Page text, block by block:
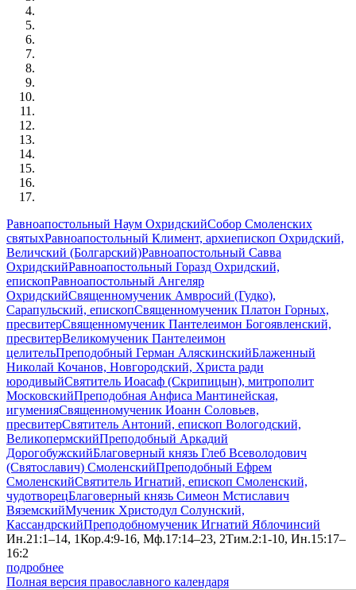
Равноапостольный Наум ОхридскийСобор Смоленских
святыхРавноапостольный Климент, архиепископ Охридский,
Величский (Болгарский)Равноапостольный Савва
ОхридскийРавноапостольный Горазд Охридский,
епископРавноапостольный Ангеляр
ОхридскийСвященномученик Амвросий (Гудко),
Сарапульский, епископСвященномученик Платон Горных,
пресвитерСвященномученик Пантелеимон Богоявленский,
пресвитерВеликомученик Пантелеимон
целительПреподобный Герман АляскинскийБлаженный
Николай Кочанов, Новгородский, Христа ради
юродивыйСвятитель Иоасаф (Скрипицын), митрополит
МосковскийПреподобная Анфиса Мантинейская,
игуменияСвященномученик Иоанн Соловьев,
пресвитерСвятитель Антоний, епископ Вологодский,
ВеликопермскийПреподобный Аркадий
ДорогобужскийБлаговерный князь Глеб Всеволодович
(Святославич) СмоленскийПреподобный Ефрем
СмоленскийСвятитель Игнатий, епископ Смоленский,
чудотворецБлаговерный князь Симеон Мстиславич
ВяземскийМученик Христодул Солунский,
КассандрскийПреподобномученик Игнатий Яблочинсий
Ин.21:1–14, 1Кор.4:9-16, Мф.17:14–23, 2Тим.2:1-10, Ин.15:17–
16:2
подробнее
Полная версия православного календаря